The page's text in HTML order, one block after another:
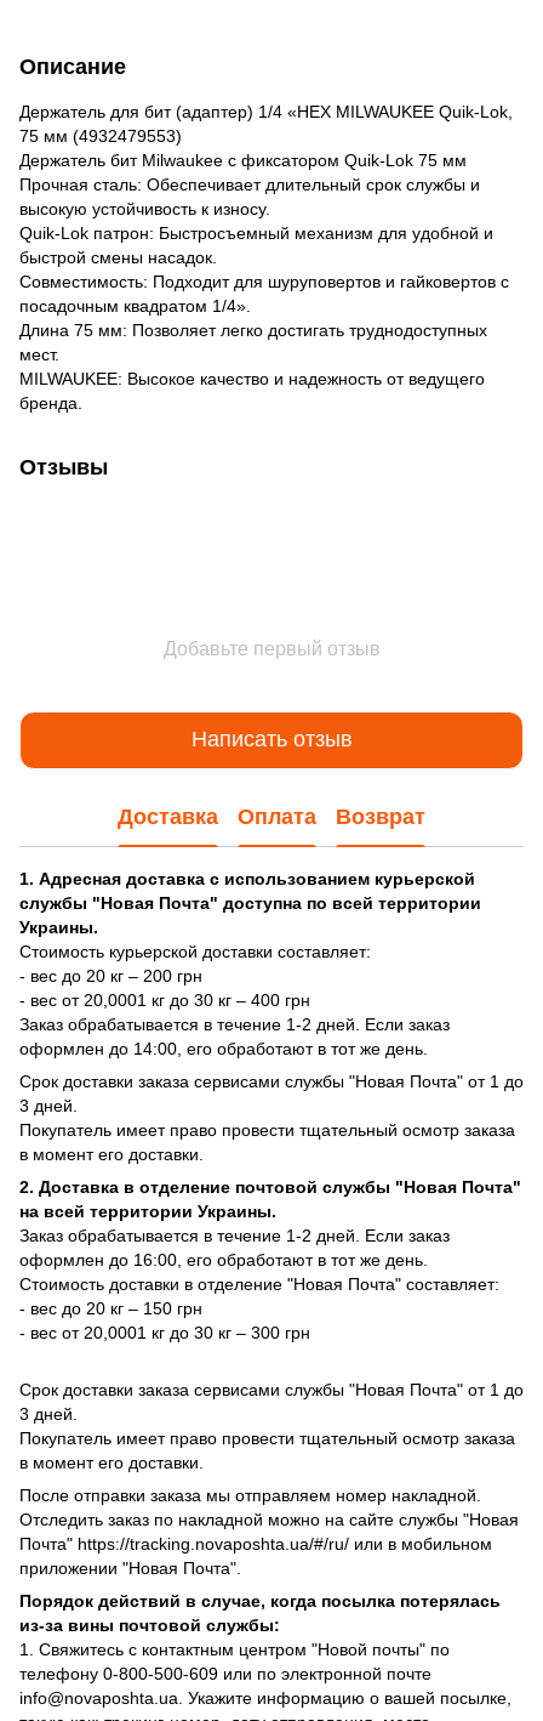
Описание
Держатель для бит (адаптер) 1/4 «HEX MILWAUKEE Quik-Lok,
75 мм (4932479553)
Держатель бит Milwaukee с фиксатором Quik-Lok 75 мм
Прочная сталь: Обеспечивает длительный срок службы и
высокую устойчивость к износу.
Quik-Lok патрон: Быстросъемный механизм для удобной и
быстрой смены насадок.
Совместимость: Подходит для шуруповертов и гайковертов с
посадочным квадратом 1/4».
Длина 75 мм: Позволяет легко достигать труднодоступных
мест.
MILWAUKEE: Высокое качество и надежность от ведущего
бренда.
Отзывы
Добавьте первый отзыв
Написать отзыв
Доставка Оплата Возврат
1. Адресная доставка с использованием курьерской
службы "Новая Почта" доступна по всей территории
Украины.
Стоимость курьерской доставки составляет:
- вес до 20 кг – 200 грн
- вес от 20,0001 кг до 30 кг – 400 грн
Заказ обрабатывается в течение 1-2 дней. Если заказ
оформлен до 14:00, его обработают в тот же день.
Срок доставки заказа сервисами службы "Новая Почта" от 1 до
3 дней.
Покупатель имеет право провести тщательный осмотр заказа
в момент его доставки.
2. Доставка в отделение почтовой службы "Новая Почта"
на всей территории Украины.
Заказ обрабатывается в течение 1-2 дней. Если заказ
оформлен до 16:00, его обработают в тот же день.
Стоимость доставки в отделение "Новая Почта" составляет:
- вес до 20 кг – 150 грн
- вес от 20,0001 кг до 30 кг – 300 грн
Срок доставки заказа сервисами службы "Новая Почта" от 1 до
3 дней.
Покупатель имеет право провести тщательный осмотр заказа
в момент его доставки.
После отправки заказа мы отправляем номер накладной.
Отследить заказ по накладной можно на сайте службы "Новая
Почта" https://tracking.novaposhta.ua/#/ru/ или в мобильном
приложении "Новая Почта".
Порядок действий в случае, когда посылка потерялась
из-за вины почтовой службы:
1. Свяжитесь с контактным центром "Новой почты" по
телефону 0-800-500-609 или по электронной почте
info@novaposhta.ua. Укажите информацию о вашей посылке,